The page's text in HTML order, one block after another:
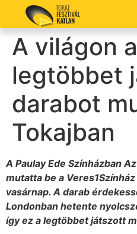
A világon a
legtöbbet
darabot
Tokajban
A Paulay Ede Színházban
mutatta be a
vasárnap. A darab
Londonban hetente
így ez a legtöbbet játszott